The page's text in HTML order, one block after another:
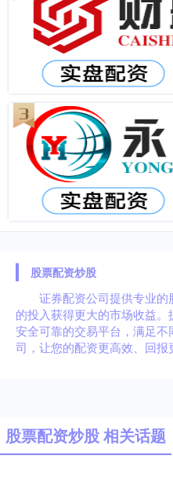
股票配资炒股
证券配资公司提供专业
的投入获得更大的市场收益
安全可靠的交易平台，满足
司，让您的配资更高效、回报
股票配资炒股 相关话题